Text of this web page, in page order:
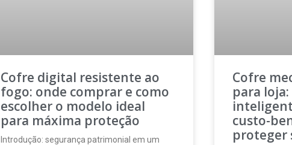
Cofre digital resistente ao
fogo: onde comprar e como
escolher o modelo ideal
para máxima proteção
Introdução: segurança patrimonial em um
Cofre
para
custo-
proteger